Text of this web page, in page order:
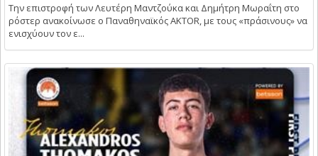
Την επιστροφή των Λευτέρη Μαντζούκα και Δημήτρη Μωραΐτη στο
ρόστερ ανακοίνωσε ο Παναθηναϊκός AKTOR, με τους «πράσινους» να
ενισχύουν τον ε...